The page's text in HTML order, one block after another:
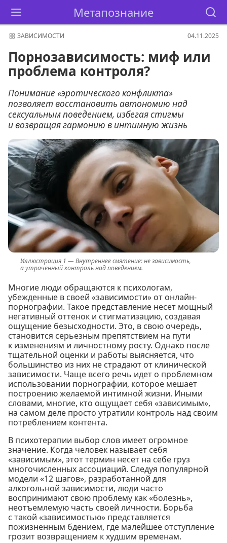
Метапознание
ЗАВИСИМОСТИ 04.11.2025
Порнозависимость: миф или
проблема контроля?
Понимание «эротического конфликта»
позволяет восстановить автономию над
сексуальным поведением, избегая стигмы
и возвращая гармонию в интимную жизнь
Внутреннее смятение: не зависимость,
а утраченный контроль над поведением.
Многие люди обращаются к психологам,
убежденные в своей «зависимости» от онлайн-
порнографии. Такое представление несет мощный
негативный оттенок и стигматизацию, создавая
ощущение безысходности. Это, в свою очередь,
становится серьезным препятствием на пути
к изменениям и личностному росту. Однако после
тщательной оценки и работы выясняется, что
большинство из них не страдают от клинической
зависимости. Чаще всего речь идет о проблемном
использовании порнографии, которое мешает
построению желаемой интимной жизни. Иными
словами, многие, кто ощущает себя «зависимым»,
на самом деле просто утратили контроль над своим
потреблением контента.
В психотерапии выбор слов имеет огромное
значение. Когда человек называет себя
«зависимым», этот термин несет на себе груз
многочисленных ассоциаций. Следуя популярной
модели «12 шагов», разработанной для
алкогольной зависимости, люди часто
воспринимают свою проблему как «болезнь»,
неотъемлемую часть своей личности. Борьба
с такой «зависимостью» представляется
пожизненным бдением, где малейшее отступление
грозит возвращением к худшим временам.